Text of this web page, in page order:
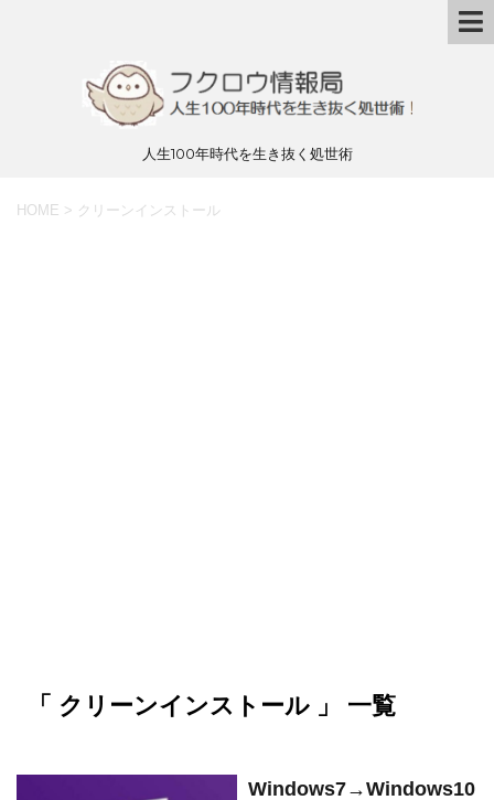
人生100年時代を生き抜く処世術
HOME > クリーンインストール
「 クリーンインストール 」 一覧
Windows7→Windows10